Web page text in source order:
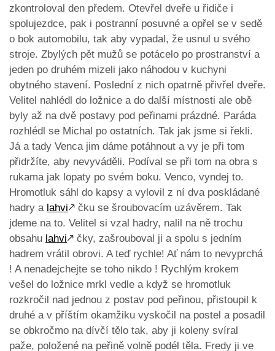
zkontroloval den předem. Otevřel dveře u řidiče i
spolujezdce, pak i postranní posuvné a opřel se v sedě
o bok automobilu, tak aby vypadal, že usnul u svého
stroje. Zbylých pět mužů se potácelo po prostranství a
jeden po druhém mizeli jako náhodou v kuchyni
obytného stavení. Poslední z nich opatrně přivřel dveře.
Velitel nahlédl do ložnice a do další místnosti ale obě
byly až na dvě postavy pod peřinami prázdné. Paráda
rozhlédl se Michal po ostatních. Tak jak jsme si řekli.
Já a tady Venca jim dáme potáhnout a vy je při tom
přidržíte, aby nevyváděli. Podíval se při tom na obra s
rukama jak lopaty po svém boku. Venco, vyndej to.
Hromotluk sáhl do kapsy a vylovil z ní dva poskládané
hadry a lahvi🡕 čku se šroubovacím uzávěrem. Tak
jdeme na to. Velitel si vzal hadry, nalil na ně trochu
obsahu lahvi🡕 čky, zašrouboval ji a spolu s jedním
hadrem vrátil obrovi. A teď rychle! Ať nám to nevyprchá
! A nenadejchejte se toho nikdo ! Rychlým krokem
vešel do ložnice mrkl vedle a když se hromotluk
rozkročil nad jednou z postav pod peřinou, přistoupil k
druhé a v příštím okamžiku vyskočil na postel a posadil
se obkročmo na dívčí tělo tak, aby ji koleny svíral
paže, položené na peřině volně podél těla. Fredy ji ve